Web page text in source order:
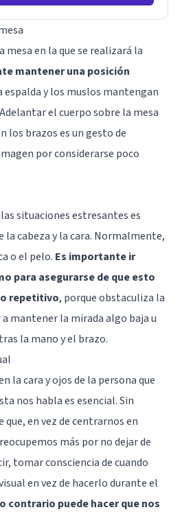
mesa en la que se realizará la
mantener una posición
espalda y los muslos mantengan
el cuerpo sobre la mesa
los brazos es un gesto de
por considerarse poco
situaciones estresantes es
la cabeza y la cara. Normalmente,
o el pelo. Es importante ir
para asegurarse de que esto
repetitivo, porque obstaculiza la
mantener la mirada algo baja u
la mano y el brazo.
la cara y ojos de la persona que
nos habla es esencial. Sin
en vez de centrarnos en
más por no dejar de
tomar consciencia de cuando
en vez de hacerlo durante el
contrario puede hacer que nos